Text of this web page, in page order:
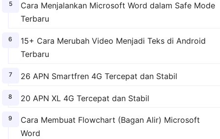
Cara Menjalankan Microsoft Word dalam Safe Mode
Terbaru
15+ Cara Merubah Video Menjadi Teks di Android
Terbaru
26 APN Smartfren 4G Tercepat dan Stabil
20 APN XL 4G Tercepat dan Stabil
Cara Membuat Flowchart (Bagan Alir) Microsoft
Word